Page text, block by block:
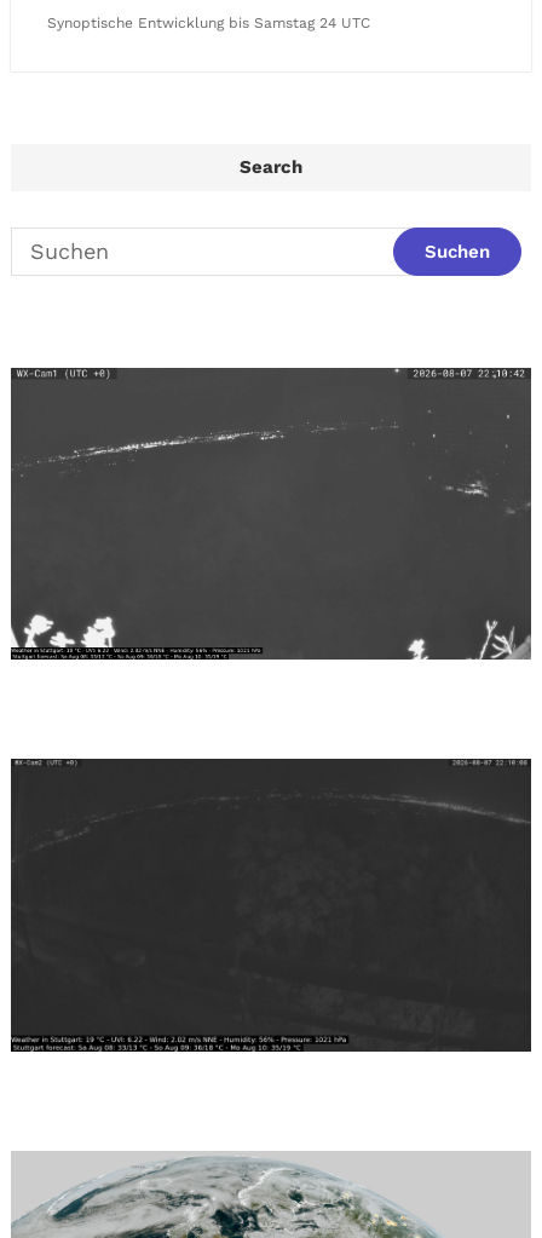
Synoptische Entwicklung bis Samstag 24 UTC
Search